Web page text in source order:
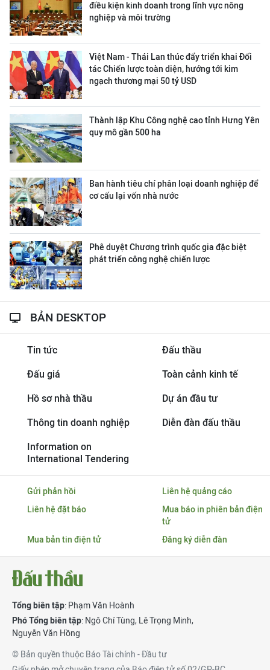
điều kiện kinh doanh trong lĩnh vực nông
nghiệp và môi trường
Việt Nam - Thái Lan thúc đẩy triển khai Đối
tác Chiến lược toàn diện, hướng tới kim
ngạch thương mại 50 tỷ USD
Thành lập Khu Công nghệ cao tỉnh Hưng Yên
quy mô gần 500 ha
Ban hành tiêu chí phân loại doanh nghiệp để
cơ cấu lại vốn nhà nước
Phê duyệt Chương trình quốc gia đặc biệt
phát triển công nghệ chiến lược
BẢN DESKTOP
Tin tức Đấu thầu
Đấu giá Toàn cảnh kinh tế
Hồ sơ nhà thầu Dự án đầu tư
Thông tin doanh nghiệp Diễn đàn đấu thầu
Information on
International Tendering
Gửi phản hồi
Liên hệ quảng cáo
Liên hệ đặt báo
Mua báo in phiên bản điện
tử
Mua bản tin điện tử
Đăng ký diễn đàn
Tổng biên tập: Phạm Văn Hoành
Phó Tổng biên tập: Ngô Chí Tùng, Lê Trọng Minh,
Nguyễn Văn Hồng
© Bản quyền thuộc Báo Tài chính - Đầu tư